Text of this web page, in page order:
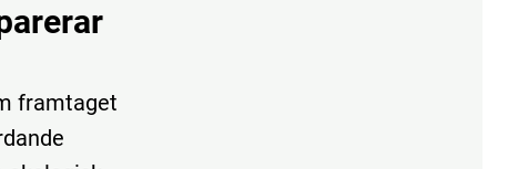
framtaget